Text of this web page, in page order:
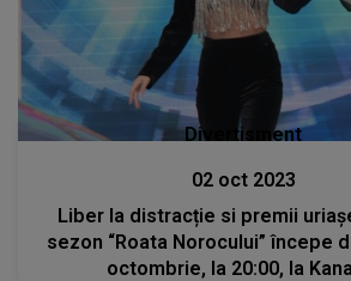
Divertisment
02 oct 2023
Liber la distracție si premii
sezon “Roata Norocului” începe
octombrie, la 20:00, la